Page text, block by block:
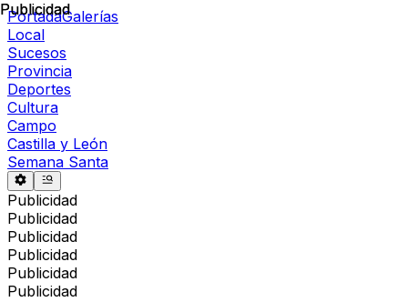
PortadaGalerías
Local
Sucesos
Provincia
Deportes
Cultura
Campo
Castilla y León
Semana Santa
Publicidad
Publicidad
Publicidad
Publicidad
Publicidad
Publicidad
Publicidad
Publicidad